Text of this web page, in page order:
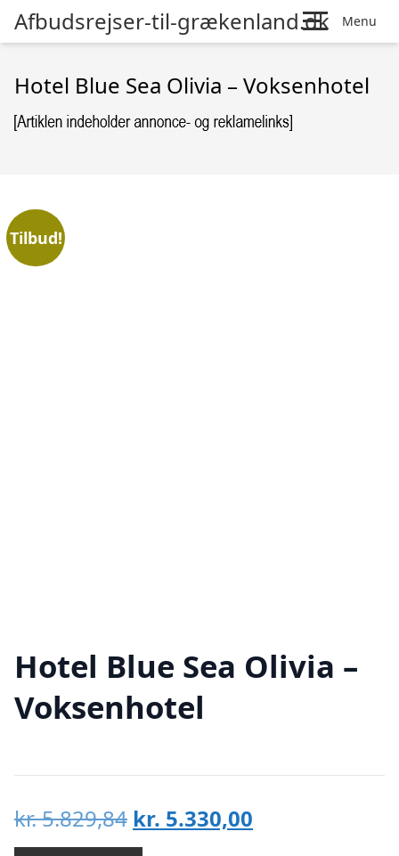
Afbudsrejser-til-grækenland.dk Menu
Hotel Blue Sea Olivia – Voksenhotel
Tilbud!
Hotel Blue Sea Olivia –
Voksenhotel
kr.5.829,84 Den
oprindelige
kr. 5.330,00